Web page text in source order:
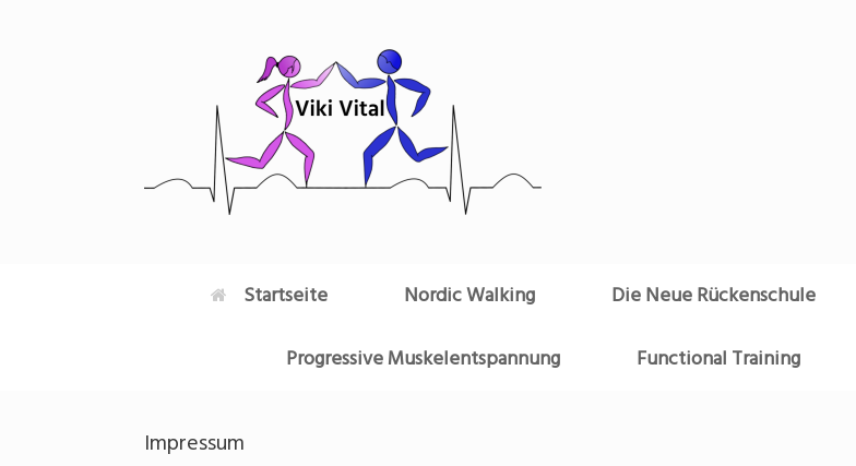
Startseite Nordic Walking Die Neue Rückenschule
Progressive Muskelentspannung
Functional Training
Impressum